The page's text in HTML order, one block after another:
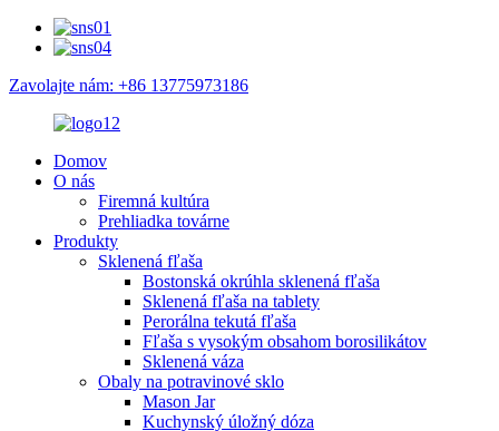
Zavolajte nám: +86 13775973186
Domov
O nás
Firemná kultúra
Prehliadka továrne
Produkty
Sklenená fľaša
Bostonská okrúhla sklenená fľaša
Sklenená fľaša na tablety
Perorálna tekutá fľaša
Fľaša s vysokým obsahom borosilikátov
Sklenená váza
Obaly na potravinové sklo
Mason Jar
Kuchynský úložný dóza